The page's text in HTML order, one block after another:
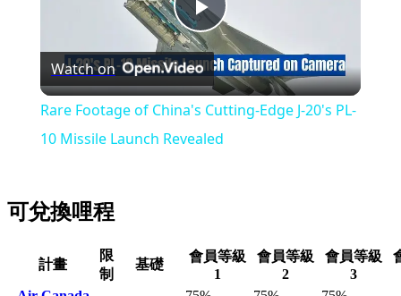
Play
Video
Watch on
Rare Footage of China's Cutting-Edge J-20's PL-
10 Missile Launch Revealed
可兌換哩程
計畫
限
制
基礎
會員等級
1
會員等級
2
會員等級
3